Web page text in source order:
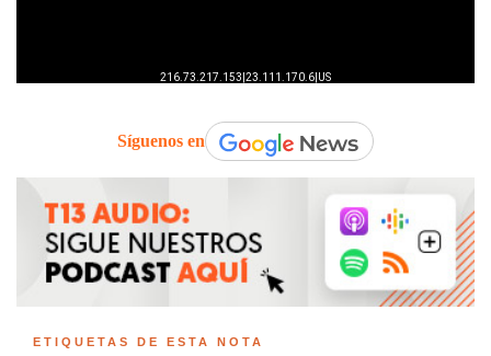
Síguenos en
ETIQUETAS DE ESTA NOTA